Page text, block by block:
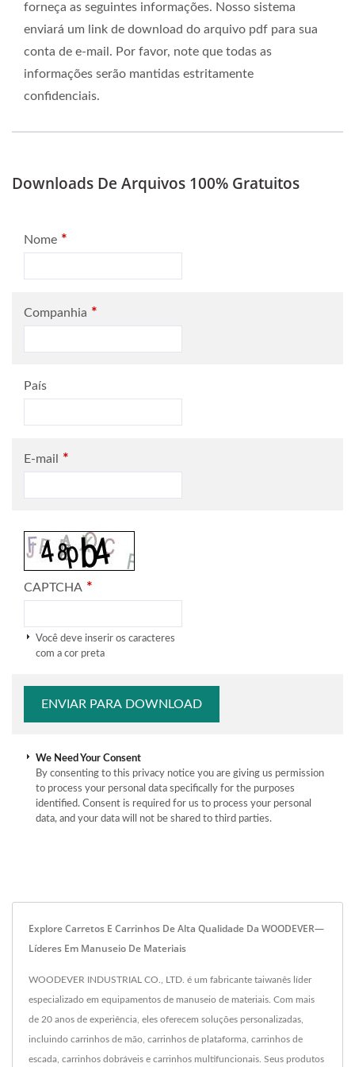
forneça as seguintes informações. Nosso sistema
enviará um link de download do arquivo pdf para sua
conta de e-mail. Por favor, note que todas as
informações serão mantidas estritamente
confidenciais.
Downloads De Arquivos 100% Gratuitos
Nome *
Companhia *
País
E-mail *
CAPTCHA *
Você deve inserir os caracteres
com a cor preta
We Need Your Consent
By consenting to this privacy notice you are giving us permission
to process your personal data specifically for the purposes
identified. Consent is required for us to process your personal
data, and your data will not be shared to third parties.
Explore Carretos E Carrinhos De Alta Qualidade Da WOODEVER—
Líderes Em Manuseio De Materiais
WOODEVER INDUSTRIAL CO., LTD. é um fabricante taiwanês líder
especializado em equipamentos de manuseio de materiais. Com mais
de 20 anos de experiência, eles oferecem soluções personalizadas,
incluindo carrinhos de mão, carrinhos de plataforma, carrinhos de
escada, carrinhos dobráveis e carrinhos multifuncionais. Seus produtos